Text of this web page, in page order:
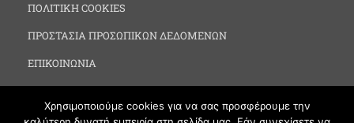
ΠΟΛΙΤΙΚΗ COOKIES
ΠΡΟΣΤΑΣΙΑ ΠΡΟΣΩΠΙΚΩΝ ΔΕΔΟΜΕΝΩΝ
ΕΠΙΚΟΙΝΩΝΙΑ
Χρησιμοποιούμε cookies για να σας προσφέρουμε την